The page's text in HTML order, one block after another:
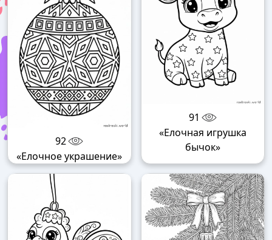
92
«Елочное украшение»
91
«Елочная игрушка
бычок»